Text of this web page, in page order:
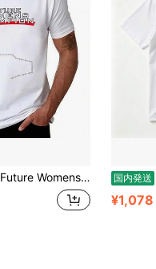
Future Womens Champ Tシャツ コットン Tシャツ パック Tシャツ メンズ グラフィック Tシャツ Tシャツ 国内発送
¥1,078